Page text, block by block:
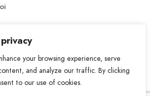
your browsing experience, serve
and analyze our traffic. By clicking
to our use of cookies.